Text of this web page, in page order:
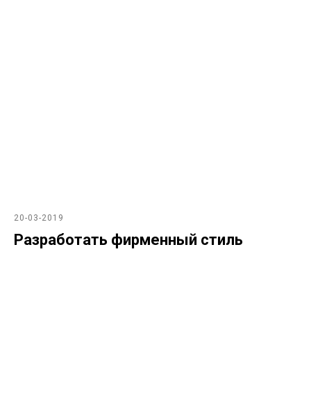
20-03-2019
Разработать фирменный стиль